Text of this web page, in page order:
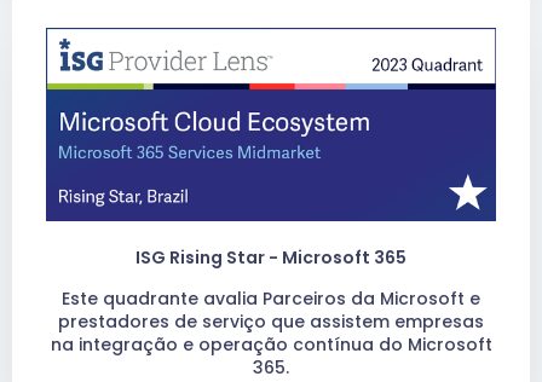
ISG Rising Star - Microsoft 365
Este quadrante avalia Parceiros da Microsoft e
prestadores de serviço que assistem empresas
na integração e operação contínua do Microsoft
365.